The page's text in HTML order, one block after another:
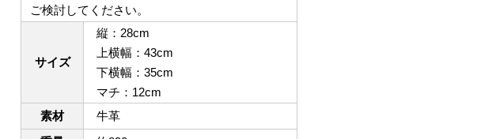
ご検討してください。
サイズ
縦：28cm
上横幅：43cm
下横幅：35cm
マチ：12cm
素材
牛革